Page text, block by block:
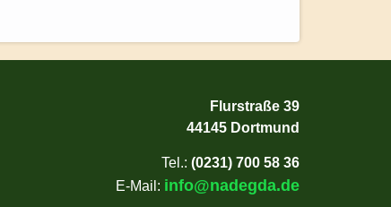
Flurstraße 39
44145 Dortmund
Tel.: (0231) 700 58 36
E-Mail: info@nadegda.de